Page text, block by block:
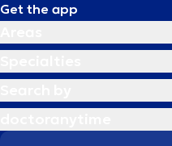
Get the app